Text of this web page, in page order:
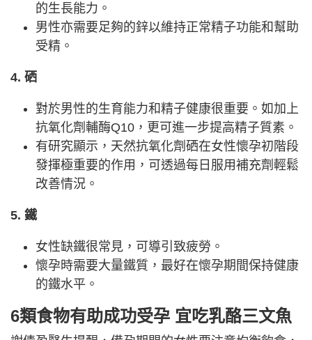
的生長能力。
男性亦需要足夠的鋅以維持正常精子功能和幫助
受精。
4. 硒
對於男性的生育能力和精子健康很重要。如加上
抗氧化劑輔酶Q10，更可進一步提高精子質素。
有研究顯示，天然抗氧化劑硒在女性懷孕初階段
發揮極重要的作用，可透過每日服用補充劑輕鬆
改善情況。
5. 鐵
女性缺鐵很常見，可導引致疲勞。
懷孕時需要大量鐵質，最好在懷孕期間保持健康
的鐵水平。
6類食物有助成功受孕 宜吃乳酪三文魚